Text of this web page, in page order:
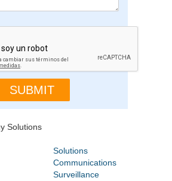
Solutions
Solutions
Communications
Surveillance